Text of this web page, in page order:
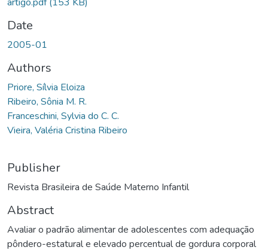
Date
2005-01
Authors
Priore, Sílvia Eloiza
Ribeiro, Sônia M. R.
Franceschini, Sylvia do C. C.
Vieira, Valéria Cristina Ribeiro
Publisher
Revista Brasileira de Saúde Materno Infantil
Abstract
Avaliar o padrão alimentar de adolescentes com adequação
pôndero-estatural e elevado percentual de gordura corporal